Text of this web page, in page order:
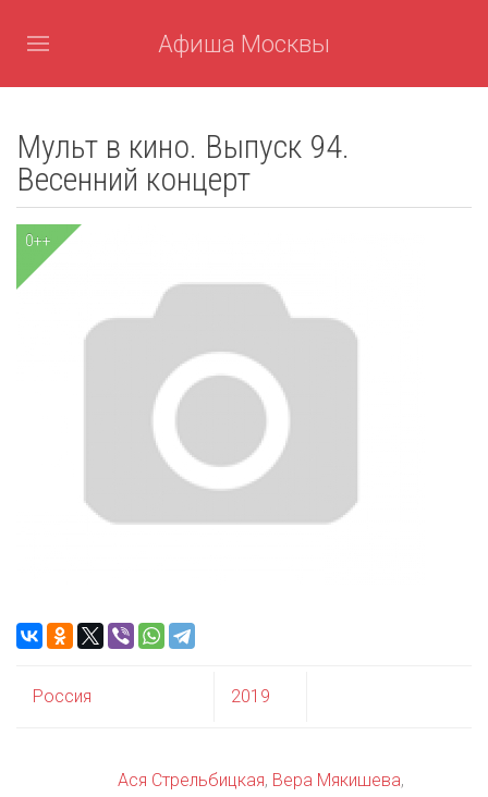
Афиша Москвы
Мульт в кино. Выпуск 94.
Весенний концерт
0++
Россия 2019
Ася Стрельбицкая, Вера Мякишева,